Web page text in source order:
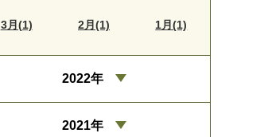
3月(1) 2月(1) 1月(1)
2022年
2021年